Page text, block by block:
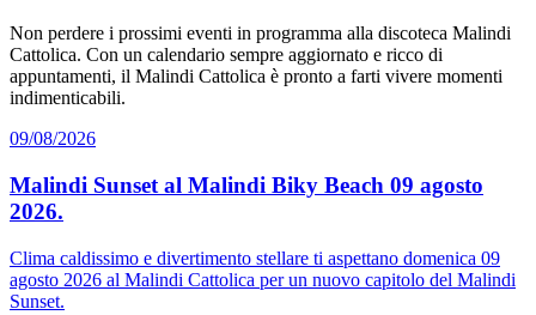
Non perdere i prossimi eventi in programma alla discoteca Malindi
Cattolica. Con un calendario sempre aggiornato e ricco di
appuntamenti, il Malindi Cattolica è pronto a farti vivere momenti
indimenticabili.
09/08/2026
Malindi Sunset al Malindi Biky Beach 09 agosto
2026.
Clima caldissimo e divertimento stellare ti aspettano domenica 09
agosto 2026 al Malindi Cattolica per un nuovo capitolo del Malindi
Sunset.